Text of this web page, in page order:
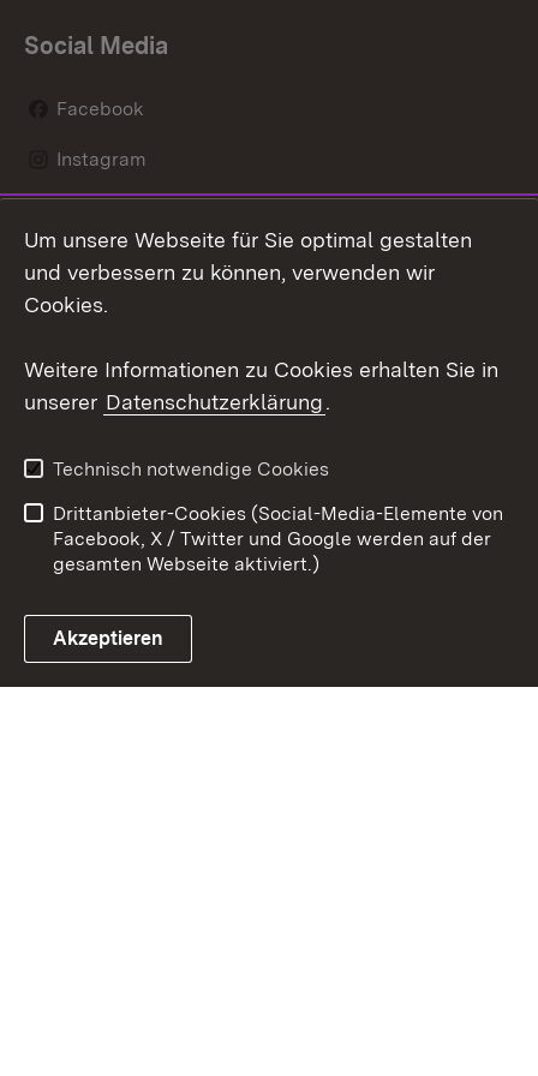
Social Media
Facebook
Instagram
Mastodon
Youtube
Link zum Landesportal
Kontakt
Datenschutz
Barrierefreiheit
Impressum Cookies
Um unsere Webseite für Sie optimal gestalten
und verbessern zu können, verwenden wir
Cookies.
Weitere Informationen zu Cookies erhalten Sie in
unserer Datenschutzerklärung.
Technisch notwendige Cookies
Drittanbieter-Cookies (Social-Media-Elemente von
Facebook, X / Twitter und Google werden auf der
gesamten Webseite aktiviert.)
Akzeptieren